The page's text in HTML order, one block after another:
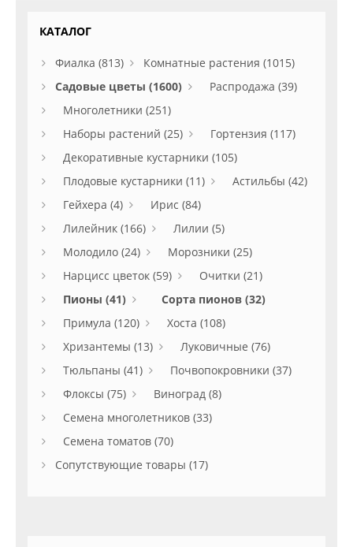
КАТАЛОГ
Фиалка (813)
Комнатные растения (1015)
Садовые цветы (1600)
Распродажа (39)
Многолетники (251)
Наборы растений (25)
Гортензия (117)
Декоративные кустарники (105)
Плодовые кустарники (11)
Астильбы (42)
Гейхера (4)
Ирис (84)
Лилейник (166)
Лилии (5)
Молодило (24)
Морозники (25)
Нарцисс цветок (59)
Очитки (21)
Пионы (41)
Сорта пионов (32)
Примула (120)
Хоста (108)
Хризантемы (13)
Луковичные (76)
Тюльпаны (41)
Почвопокровники (37)
Флоксы (75)
Виноград (8)
Семена многолетников (33)
Семена томатов (70)
Сопутствующие товары (17)